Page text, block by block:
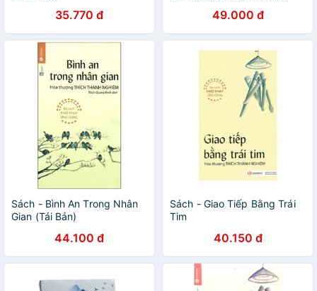
35.770 đ 49.000 đ
Sách - Bình An Trong Nhân
Gian (Tái Bản)
44.100 đ
Sách - Giao Tiếp Bằng Trái
Tim
40.150 đ